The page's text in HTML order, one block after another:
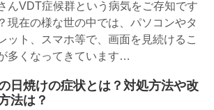
んVDT症候群という病気をご存知です
現在の様な世の中では、パソコンやタ
ット、スマホ等で、画面を見続けるこ
多くなってきています…
日焼けの症状とは？対処方法や改
法は？